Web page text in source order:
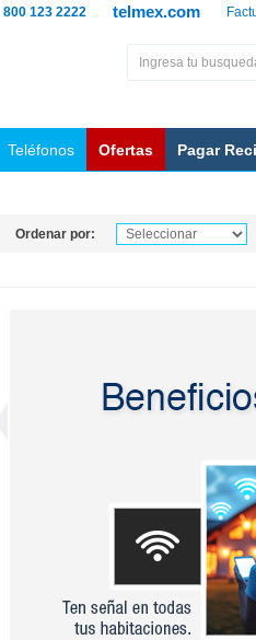
telmex.com
800 123 2222
Teléfonos Ofertas Pagar
Ordenar por: